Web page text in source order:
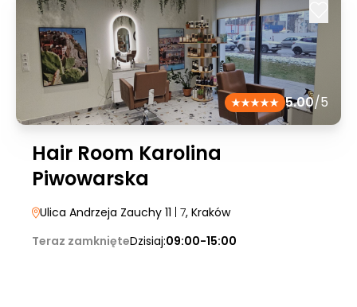
5.00/5
Hair Room Karolina
Piwowarska
Ulica Andrzeja Zauchy 11 | 7, Kraków
Teraz zamknięteDzisiaj:09:00-15:00